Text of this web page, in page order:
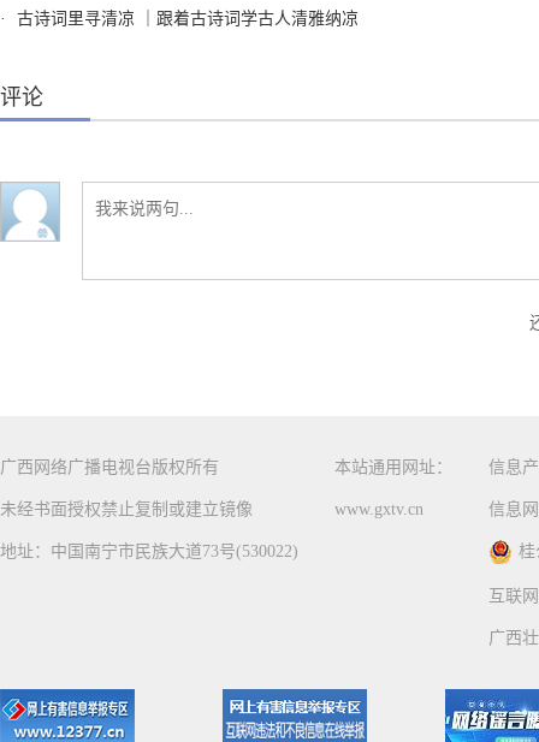
·
古诗词里寻清凉 ｜跟着古诗词学古人清雅纳凉
评论
广西网络广播电视台版权所有
未经书面授权禁止复制或建立镜像
地址：中国南宁市民族大道73号(530022)
本站通用网址：
www.gxtv.cn
信息
信息
桂
互联
广西